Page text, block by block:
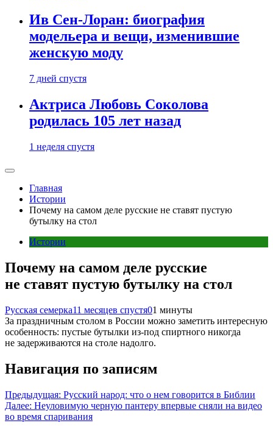
Ив Сен-Лоран: биография
модельера и вещи, изменившие
женскую моду
7 дней спустя
Актриса Любовь Соколова
родилась 105 лет назад
1 неделя спустя
Главная
Истории
Почему на самом деле русские не ставят пустую
бутылку на стол
Истории
Почему на самом деле русские
не ставят пустую бутылку на стол
Русская семерка11 месяцев спустя01 минуты
За праздничным столом в России можно заметить интересную
особенность: пустые бутылки из-под спиртного никогда
не задерживаются на столе надолго.
Навигация по записям
Предыдущая: Русский народ: что о нем говорится в Библии
Далее: Неуловимую черную пантеру впервые сняли на видео
во время спаривания